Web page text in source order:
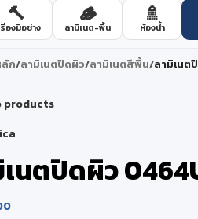
🔨
องมือช่าง
🪵
ลามิเนต-พื้น
🚿
ห้องน้ำ
ก/ลามิเนตปิดผิว/ลามิเนตสีพื้น/ลามิเนต
products
นตปิดผิว